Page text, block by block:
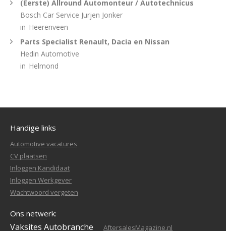
(Eerste) Allround Automonteur / Autotechnicus
Bosch Car Service Jurjen Jonker
in Heerenveen
Parts Specialist Renault, Dacia en Nissan
Hedin Automotive
in Helmond
Handige links
Automotive vacatures
CV plaatsen
Inloggen Kandidaat
Inloggen Werkgever
Wachtwoord vergeten
Ons netwerk:
Vaksites Autobranche
AftersalesMagazine.nl